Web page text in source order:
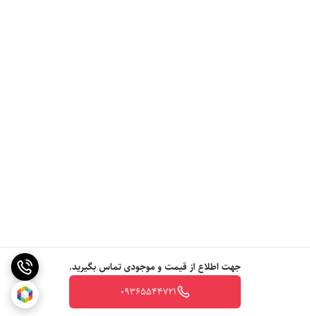
جهت اطلاع از قیمت و موجودی تماس بگیرید.
09365544721